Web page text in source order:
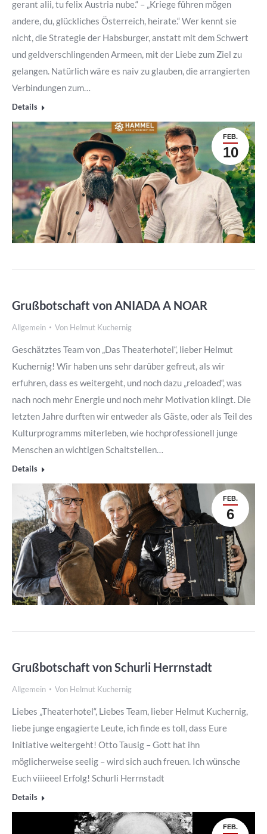
gerant alii, tu felix Austria nube.“ – „Kriege führen mögen
andere, du, glückliches Österreich, heirate.“ Wer kennt sie
nicht, die Strategie der Habsburger, anstatt mit dem Schwert
und geldverschlingenden Armeen, mit der Liebe zum Ziel zu
gelangen. Natürlich wäre es naiv zu glauben, die arrangierten
Verbindungen zum…
Details
FEB.
10
Grußbotschaft von ANIADA A NOAR
Allgemein Von Helmut Kuchernig
Geschätztes Team von „Das Theaterhotel“, lieber Helmut
Kuchernig! Wir haben uns sehr darüber gefreut, als wir
erfuhren, dass es weitergeht, und noch dazu „reloaded“, was
nach noch mehr Energie und noch mehr Motivation klingt. Die
letzten Jahre durften wir entweder als Gäste, oder als Teil des
Kulturprogramms miterleben, wie hochprofessionell junge
Menschen an wichtigen Schaltstellen…
Details
FEB.
6
Grußbotschaft von Schurli Herrnstadt
Allgemein Von Helmut Kuchernig
Liebes „Theaterhotel“, Liebes Team, lieber Helmut Kuchernig,
liebe junge engagierte Leute, ich finde es toll, dass Eure
Initiative weitergeht! Otto Tausig – Gott hat ihn
möglicherweise seelig – wird sich auch freuen. Ich wünsche
Euch viiieeel Erfolg! Schurli Herrnstadt
Details
FEB.